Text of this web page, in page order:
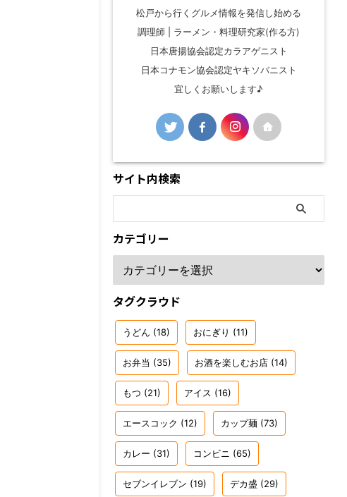
松戸から行くグルメ情報を発信し始める
調理師 | ラーメン・料理研究家(作る方)
日本唐揚協会認定カラアゲニスト
日本コナモン協会認定ヤキソバニスト
宜しくお願いします♪
サイト内検索
カテゴリー
タグクラウド
うどん (18) おにぎり (11)
お弁当 (35) お酒を楽しむお店 (14)
もつ (21) アイス (16)
エースコック (12) カップ麺 (73)
カレー (31) コンビニ (65)
セブンイレブン (19) デカ盛 (29)